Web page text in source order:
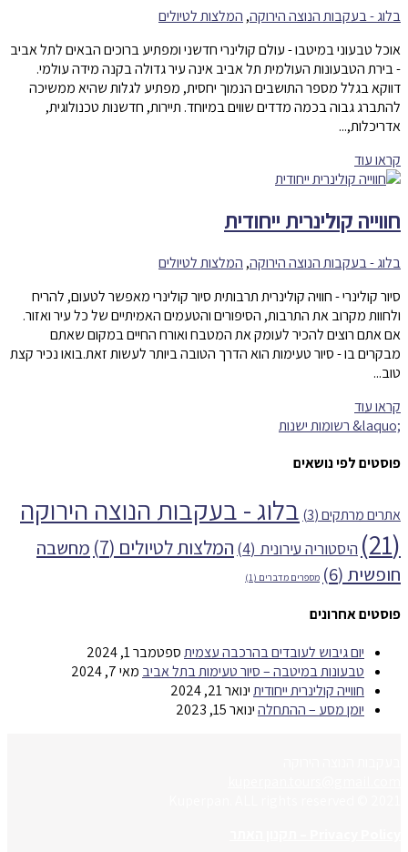
בלוג - בעקבות הנוצה הירוקה, המלצות לטיולים
אוכל טבעוני במיטבו - עולם קולינרי חדשני ומפתיע ברוכים הבאים לתל אביב
- בירת הטבעונות העולמית תל אביב אינה עיר גדולה בקנה מידה עולמי.
דווקא בגלל מספר התושבים הנמוך יחסית, מפתיע לגלות שהיא ממשיכה
להתברג גבוה בכמה מדדים שווים במיוחד. תיירות, חדשנות טכנולוגית,
אדריכלות,...
קראו עוד
חווייה קולינרית ייחודית
בלוג - בעקבות הנוצה הירוקה, המלצות לטיולים
סיור קולינרי - חוויה קולינרית תרבותית סיור קולינרי מאפשר לטעום, להריח
ולחוות מקרוב את התרבות, הסיפורים והטעמים האמיתיים של כל עיר ואזור.
אם אתם רוצים להכיר לעומק את המטבח ואורח החיים במקום שאתם
מבקרים בו - סיור טעימות הוא הדרך הטובה ביותר לעשות זאת.בואו נכיר קצת
טוב...
קראו עוד
פוסטים לפי נושאים
אתרים מרתקים(3)
בלוג - בעקבות הנוצה הירוקה
(21)
היסטוריה עירונית (4) המלצות לטיולים (7)
מחשבה
חופשית (6) מספרים מדברים (1)
פוסטים אחרונים
יום גיבוש לעובדים בהרכבה עצמיתספטמבר 1, 2024
טבעונות במיטבה – סיור טעימות בתל אביב מאי 7, 2024
חווייה קולינרית ייחודיתינואר 21, 2024
יומן מסע – ההתחלהינואר 15, 2023